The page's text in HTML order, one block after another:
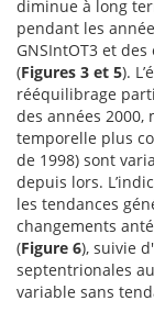
diminue à long
pendant les
GNSIntOT3 et
(Figures 3 et 5).
rééquilibrage
des années 2000,
temporelle plus
de 1998) sont
depuis lors.
les tendances
changements
(Figure 6), suivie
septentrionales
variable sans